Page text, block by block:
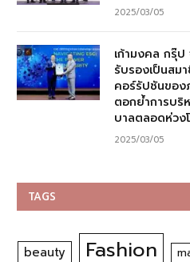
2025/03/05
เก้ามงคล กรุ๊
รับรองเป็นสม
คอร์รัปชันของ
ตอกย้ำการบริ
บาลตลอดห่ว
2025/03/05
TAGS
beauty Fashion